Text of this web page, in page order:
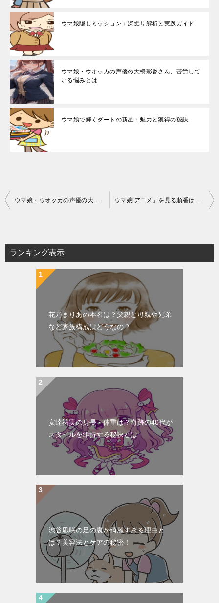
ウマ娘隠しミッション：深掘り解析と実践ガイド
ウマ娘・ウオッカの声優の大橋彩香さん、苦労して
いる悩みとは
ウマ娘で輝くダートの新星：魅力と獲得の秘訣
投
ビ
ゲ
ウマ娘・ウオッカの声優の大橋彩香さん、苦労している悩みとは ウマ娘[アニメ」を見る順番は現在はこれ！シリーズ全4作品の時系列の解説
ランキング表示
花乃まりあの本名は？父親と母親や兄弟
など家族構成はどうなの？
安達祐実の身長・体重は？奇跡の40代が
スタイルを維持する秘訣とは
渋谷凪咲の足の裏が綺麗すぎる理由と
は？美容法とケアの秘密！